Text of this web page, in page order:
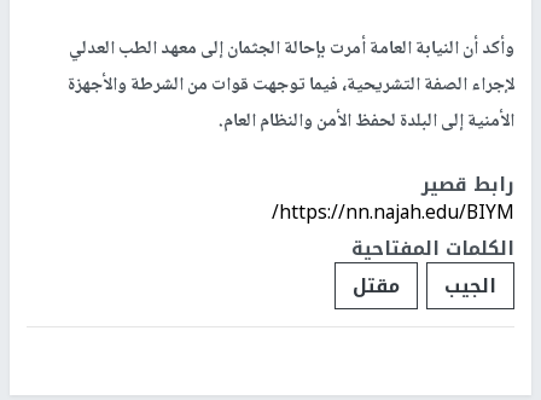
وأكد أن النيابة العامة أمرت بإحالة الجثمان إلى معهد الطب العدلي
لإجراء الصفة التشريحية، فيما توجهت قوات من الشرطة والأجهزة
الأمنية إلى البلدة لحفظ الأمن والنظام العام.
رابط قصير
https://nn.najah.edu/BIYM/
الكلمات المفتاحية
الجيب
مقتل